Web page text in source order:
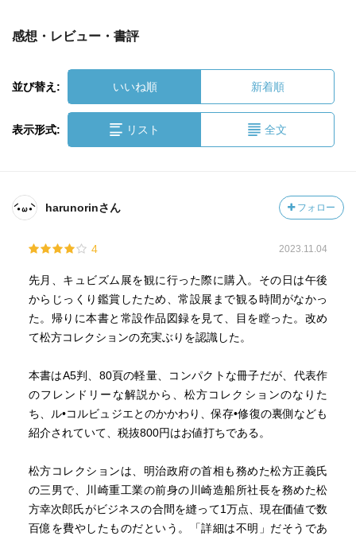
感想・レビュー・書評
並び替え: いいね順 新着順
表示形式: リスト 全文
harunorinさん フォロー
4 2023.11.04
先月、キュビズム展を観に行った際に購入。その日は午後
からじっくり鑑賞したため、常設展まで観る時間がなかっ
た。帰りに本書と常設作品図録を見て、目を瞠った。改め
て松方コレクションの充実ぶりを認識した。
本書はA5判、80頁の軽量、コンパクトな冊子だが、代表作
のフレンドリーな解説から、松方コレクションのなりた
ち、ル•コルビュジエとのかかわり、保存•修復の裏側なども
紹介されていて、税抜800円はお値打ちである。
松方コレクションは、明治政府の首相も務めた松方正義氏
の三男で、川崎重工業の前身の川崎造船所社長を務めた松
方幸次郎氏がビジネスの合間を縫って1万点、現在価値で数
百億を費やしたものだという。「詳細は不明」だそうであ